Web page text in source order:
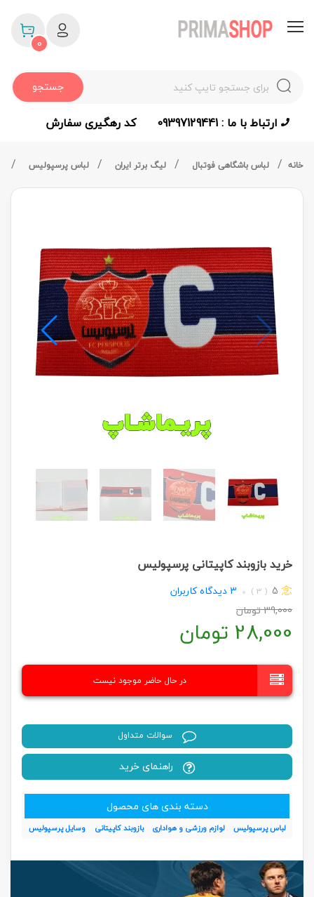
جستجو
0
ارتباط با ما : 09397129441 کد رهگیری سفارش
خانه لباس باشگاهی فوتبال لیگ برتر ایران لباس پرسپولیس
خرید بازوبند کاپیتانی پرسپولیس
5
( 3 )
3 دیدگاه کاربران
39,000تومان
28,000 تومان
در حال حاضر موجود نیست
سوالات متداول
راهنمای خرید
دسته بندی های محصول
لباس پرسپولیس لوازم ورزشی و هواداری بازوبند کاپیتانی وسایل پرسپولیس